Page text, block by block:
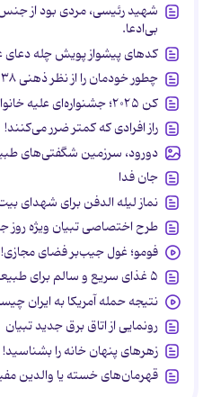
شهید رئیسی، مردی بود از
بی‌ادعا.
کدهای پیشواز پویش چله دعای
چطور خودمان را از نظر ذهنی ۳۸ برابر قوی‌تر کنیم؟
کن ۲۰۲۵؛ جشنواره‌ای علیه خانواده
راز افرادی که کمتر ضرر می‌کنند!
دورود، سرزمین شگفتی‌های
جان فدا
نماز لیله الدفن برای شهدای
طرح اختصاصی تبیان ویژه
فومو؛ غول جیب‌بر فضای مجازی!
۵ غذای سریع و سالم برای طبیعت‌گردی
نتیجه حمله آمریکا به ایران
رونمایی از اتاق برق جدید تبیان
زهرهای پنهان خانه را بشناسید!
قهرمان‌های خسته یا والدین